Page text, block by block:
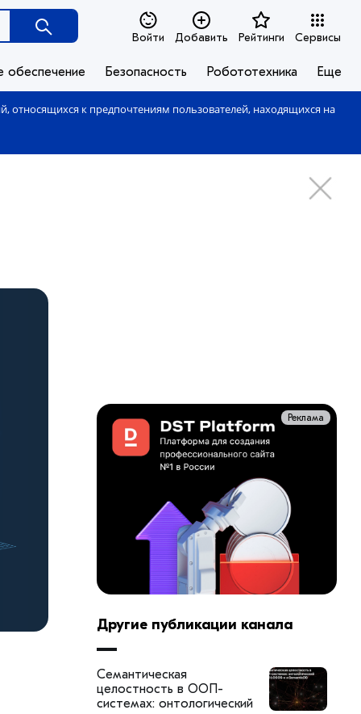
Войти Добавить Рейтинги Сервисы
обеспечение Безопасность Робототехника Еще
относящихся к предпочтениям пользователей, находящихся на
Реклама
Другие публикации канала
Семантическая
целостность в ООП-
системах: онтологический